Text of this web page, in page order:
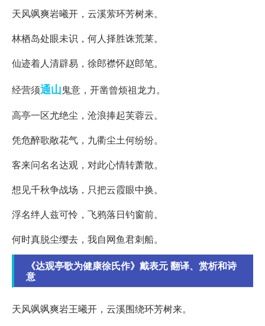
天风飒爽岩曦开，云溪萦环芳树来。
林栖岛处眼未识，何人择胜诛荒莱。
仙迹着人清辟易，徐郎襟怀赵郎笔。
经营须通山鬼意，开凿曾烦祖龙力。
高亭一区尤绝尘，沧浪捧起芙蓉云。
凭危醉歌敞花气，九衢尘土何纷纷。
客来问名名达观，对此心情转萧散。
想见千秋争战场，只把云霞眼中换。
浮名绊人兹可怜，飞鸦落日钓窗前。
何时真脱尘缨去，我自网鱼君刺船。
《达观亭歌为健康徐氏作》戴表元 翻译、赏析和诗
意
天风飒飒爽岩王曦开，云溪围绕环芳树来。